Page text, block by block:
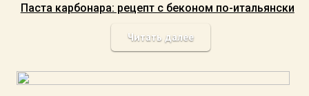
Паста карбонара: рецепт с беконом по-итальянски
Читать далее